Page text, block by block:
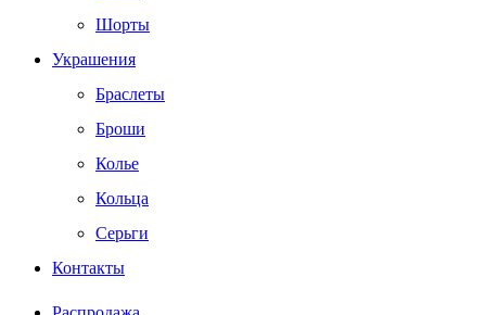
Шорты
Украшения
Браслеты
Броши
Колье
Кольца
Серьги
Контакты